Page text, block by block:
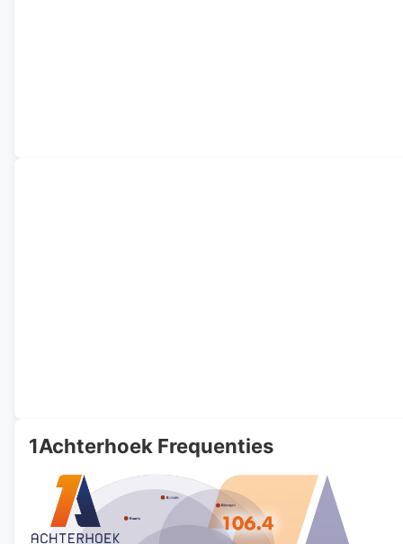
1Achterhoek Frequenties